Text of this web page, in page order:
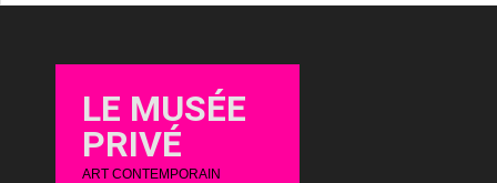
LE MUSÉE
PRIVÉ
ART CONTEMPORAIN